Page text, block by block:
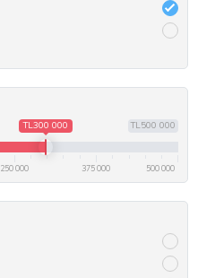
TL500 000
TL300 000
250 000 375 000 500 000